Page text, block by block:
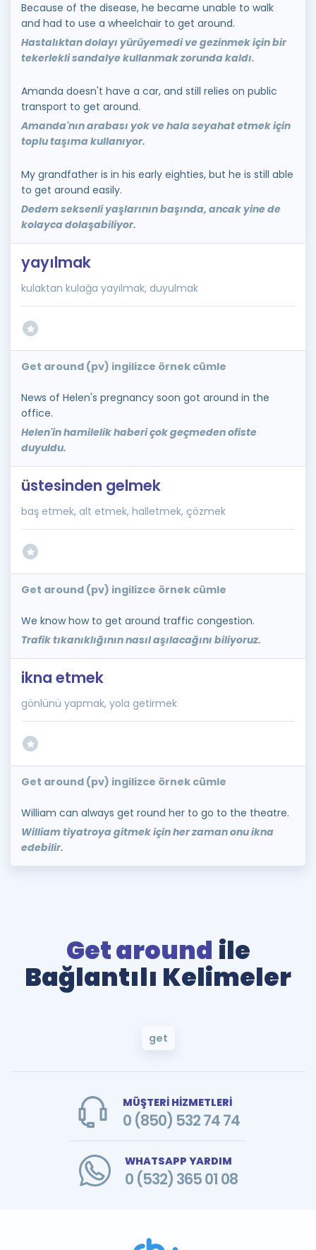
Because of the disease, he became unable to walk
and had to use a wheelchair to get around.
Hastalıktan dolayı yürüyemedi ve gezinmek için bir
tekerlekli sandalye kullanmak zorunda kaldı.
Amanda doesn't have a car, and still relies on public
transport to get around.
Amanda'nın arabası yok ve hala seyahat etmek için
toplu taşıma kullanıyor.
My grandfather is in his early eighties, but he is still able
to get around easily.
Dedem seksenli yaşlarının başında, ancak yine de
kolayca dolaşabiliyor.
yayılmak
kulaktan kulağa yayılmak, duyulmak
Get around (pv) ingilizce örnek cümle
News of Helen's pregnancy soon got around in the
office.
Helen'in hamilelik haberi çok geçmeden ofiste
duyuldu.
üstesinden gelmek
baş etmek, alt etmek, halletmek, çözmek
Get around (pv) ingilizce örnek cümle
We know how to get around traffic congestion.
Trafik tıkanıklığının nasıl aşılacağını biliyoruz.
ikna etmek
gönlünü yapmak, yola getirmek
Get around (pv) ingilizce örnek cümle
William can always get round her to go to the theatre.
William tiyatroya gitmek için her zaman onu ikna
edebilir.
Get around ile
Bağlantılı Kelimeler
get
MÜŞTERİ HİZMETLERİ
0 (850) 532 74 74
WHATSAPP YARDIM
0 (532) 365 01 08